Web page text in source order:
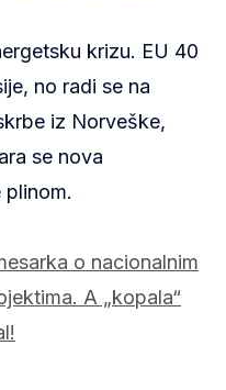
krizu. EU 40
no radi se na
iz Norveške,
se nova
o nacionalnim
A „kopala“